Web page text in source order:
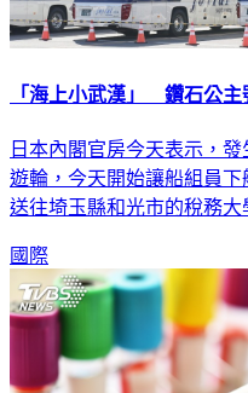
「海上小武漢」 鑽石公
日本內閣官房今天表示，
遊輪，今天開始讓船組員
送往埼玉縣和光市的稅務大
國際